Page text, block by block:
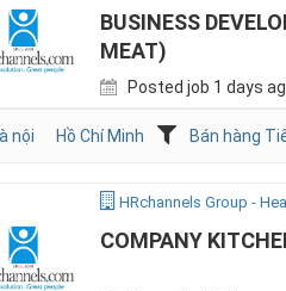
BUSINESS
MEAT)
Posted job 1 days
nội Hồ Chí Minh Bán hàng
HRchannels Group -
COMPANY